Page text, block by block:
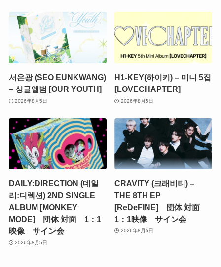
서은광 (SEO EUNKWANG)
– 싱글앨범 [OUR YOUTH]
2026年8月5日
H1-KEY(하이키) – 미니 5집
[LOVECHAPTER]
2026年8月5日
DAILY:DIRECTION (데일
리:디렉션) 2ND SINGLE
ALBUM [MONKEY
MODE] 団体 対面 1：1
映像 サイン会
2026年8月5日
CRAVITY (크래비티) –
THE 8TH EP
[ReDeFINE] 団体 対面
1：1映像 サイン会
2026年8月5日